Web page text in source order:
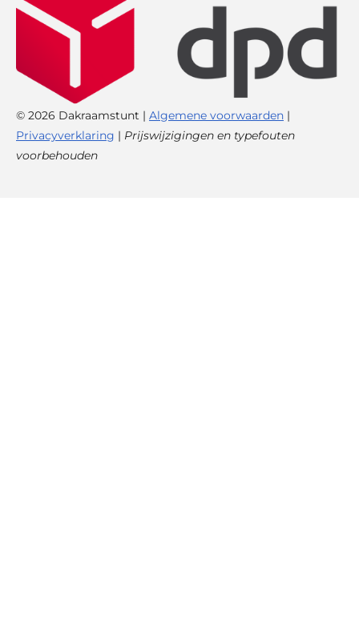
© 2026 Dakraamstunt | Algemene voorwaarden |
Privacyverklaring | Prijswijzigingen en typefouten
voorbehouden